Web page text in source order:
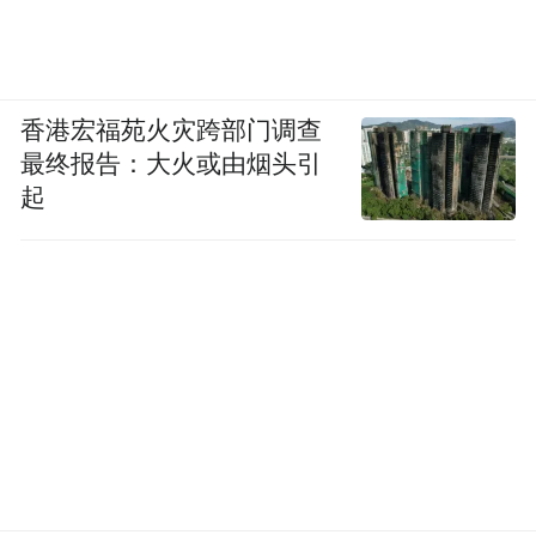
香港宏福苑火灾跨部门调查
最终报告：大火或由烟头引
起